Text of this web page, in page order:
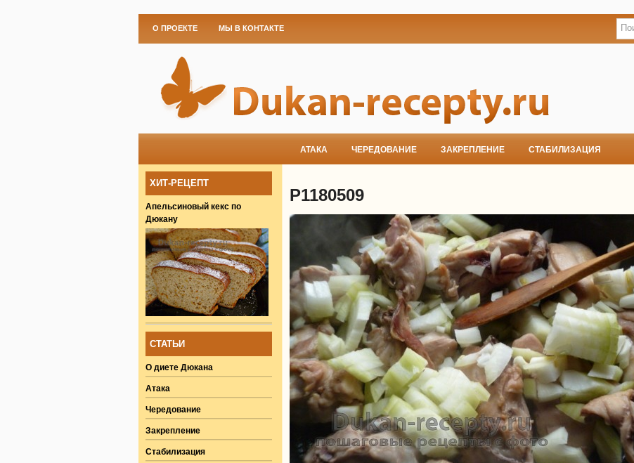
О ПРОЕКТЕ МЫ В КОНТАКТЕ
АТАКА ЧЕРЕДОВАНИЕ ЗАКРЕПЛЕНИЕ СТАБИЛИЗАЦИЯ
ХИТ-РЕЦЕПТ
Апельсиновый кекс по
Дюкану
СТАТЬИ
О диете Дюкана
Атака
Чередование
Закрепление
Стабилизация
P1180509